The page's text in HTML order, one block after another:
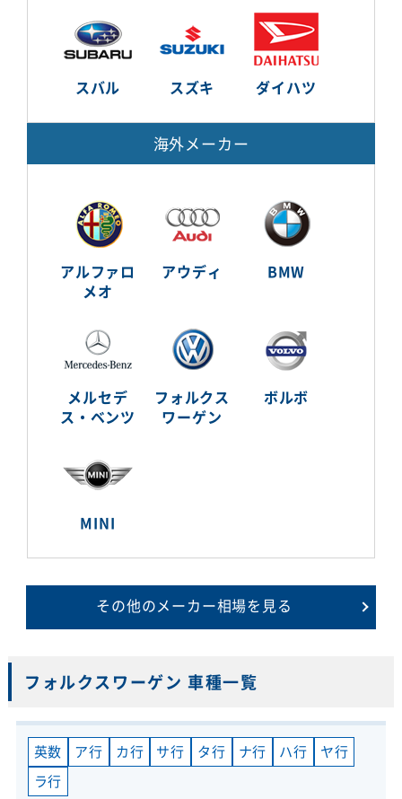
スバル スズキ ダイハツ
海外メーカー
アルファロ
メオ
アウディ BMW
メルセデ
ス・ベンツ
フォルクス
ワーゲン
ボルボ
MINI
その他のメーカー相場を見る
フォルクスワーゲン 車種一覧
英数 ア行 カ行 サ行 タ行 ナ行 ハ行
ヤ行
ラ行